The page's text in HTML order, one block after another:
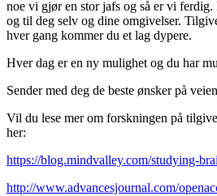
noe vi gjør en stor jafs og så er vi
og til deg selv og dine omgivelser.
hver gang kommer du et lag dypere.
Hver dag er en ny mulighet og du har
Sender med deg de beste ønsker på
Vil du lese mer om forskningen på
her:
https://blog.mindvalley.com/studying-
http://www.advancesjournal.com/